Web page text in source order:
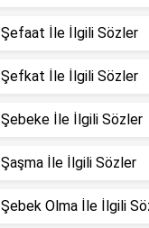
Şefaat İle İlgili Sözler
Şefkat İle İlgili Sözler
Şebeke İle İlgili Sözler
Şaşma İle İlgili Sözler
Şebek Olma İle İlgili